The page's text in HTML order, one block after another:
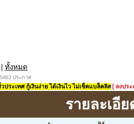
| ทั้งหมด
ประกาศ
ระเทศ กู้เงินง่าย ได้เงินไว ไม่เช็คแบล็คลิส [ ลงปร
รายละเอีย